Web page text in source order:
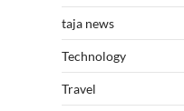
taja news
Technology
Travel